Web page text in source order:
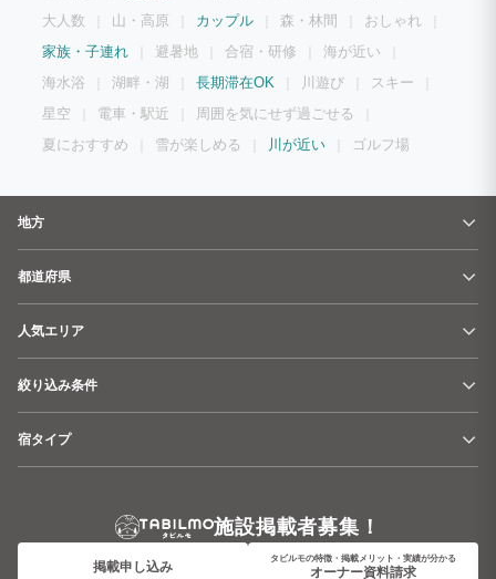
大人数
山・高原 カップル 森・林間
おしゃれ
家族・子連れ
避暑地 合宿・研修
海が近い
海水浴
湖畔・湖 長期滞在OK 川遊び
スキー
星空
電車・駅近
周囲を気にせず過ごせる
夏におすすめ
雪が楽しめる 川が近い ゴルフ場
地方
都道府県
人気エリア
絞り込み条件
宿タイプ
施設掲載者募集！
掲載申し込み
タビルモの特徴・掲載メリット・実績が分かる
オーナー資料請求